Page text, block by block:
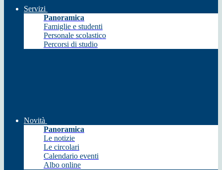
Servizi
Panoramica
Famiglie e studenti
Personale scolastico
Percorsi di studio
Novità
Panoramica
Le notizie
Le circolari
Calendario eventi
Albo online